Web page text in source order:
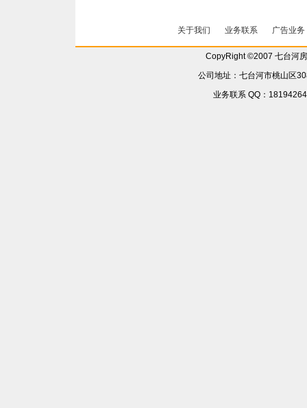
关于我们 业务联系 广告业务
CopyRight ©2007 七台河
公司地址：七台河市桃山区
业务联系 QQ：